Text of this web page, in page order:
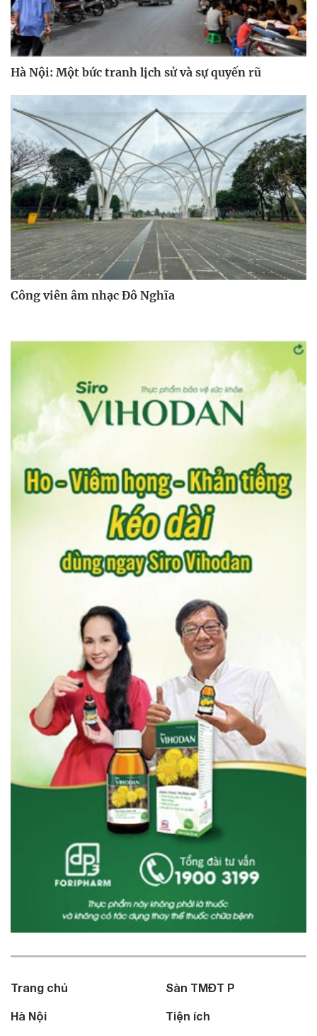
Hà Nội: Một bức tranh lịch sử và sự quyến rũ
Công viên âm nhạc Đô Nghĩa
Trang chủ
Hà Nội
Sàn TMĐT P
Tiện ích